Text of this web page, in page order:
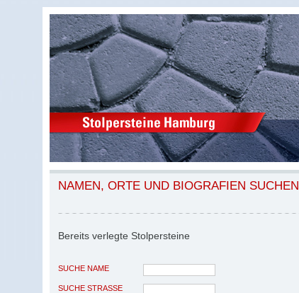
NAMEN, ORTE UND BIOGRAFIEN SUCHEN
Bereits verlegte Stolpersteine
SUCHE NAME
SUCHE STRASSE